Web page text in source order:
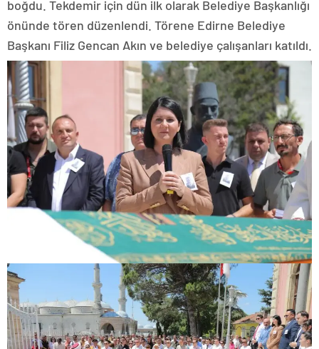
boğdu. Tekdemir için dün ilk olarak Belediye Başkanlığı
önünde tören düzenlendi. Törene Edirne Belediye
Başkanı Filiz Gencan Akın ve belediye çalışanları katıldı.